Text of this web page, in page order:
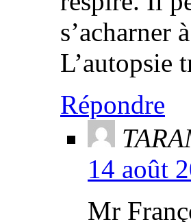
s’acharner
L’autopsie
Répondre
14 août
Mr